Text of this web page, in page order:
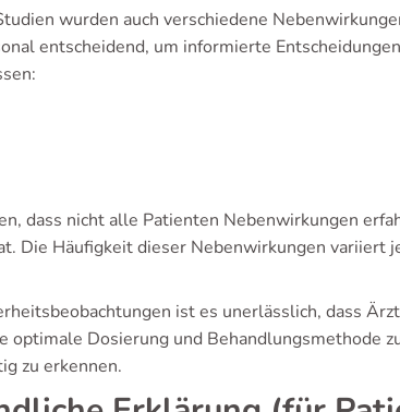
wurden auch verschiedene
entscheidend, um informierte
dass nicht alle Patienten Nebenwirkungen
Die Häufigkeit dieser Nebenwirkungen variiert
ist es unerlässlich, dass
optimale Dosierung und Behandlungsmethode
zu erkennen.